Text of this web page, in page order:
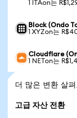
1 ITAon는
Block (Ondo
1 XYZon는
Cloudflare
1 NETon는
더 많은 변환 살
고급 자산 전환